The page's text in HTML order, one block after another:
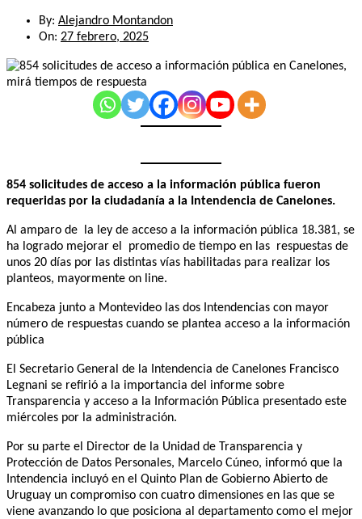
By: Alejandro Montandon
On: 27 febrero, 2025
854 solicitudes de acceso a la información pública fueron
requeridas por la ciudadanía a la Intendencia de Canelones.
Al amparo de la ley de acceso a la información pública 18.381, se
ha logrado mejorar el promedio de tiempo en las respuestas de
unos 20 días por las distintas vías habilitadas para realizar los
planteos, mayormente on line.
Encabeza junto a Montevideo las dos Intendencias con mayor
número de respuestas cuando se plantea acceso a la información
pública
El Secretario General de la Intendencia de Canelones Francisco
Legnani se refirió a la importancia del informe sobre
Transparencia y acceso a la Información Pública presentado este
miércoles por la administración.
Por su parte el Director de la Unidad de Transparencia y
Protección de Datos Personales, Marcelo Cúneo, informó que la
Intendencia incluyó en el Quinto Plan de Gobierno Abierto de
Uruguay un compromiso con cuatro dimensiones en las que se
viene avanzando lo que posiciona al departamento como el mejor